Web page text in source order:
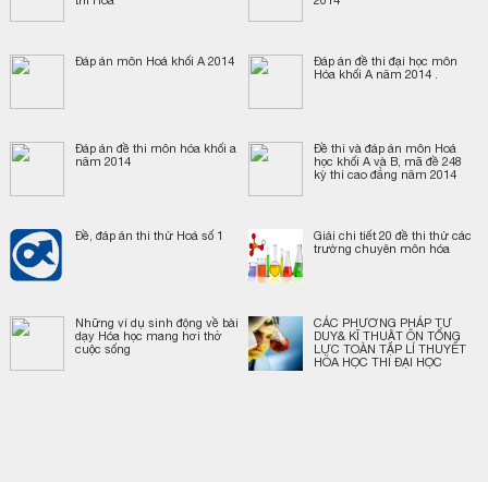
Đáp án môn Hoá khối A 2014
Đáp án đề thi đại học môn
Hóa khối A năm 2014 .
Đáp án đề thi môn hóa khối a
năm 2014
Đề thi và đáp án môn Hoá
học khối A và B, mã đề 248
kỳ thi cao đẳng năm 2014
Đề, đáp án thi thử Hoá số 1
Giải chi tiết 20 đề thi thử các
trường chuyên môn hóa
Những ví dụ sinh động về bài
dạy Hóa học mang hơi thở
cuộc sống
CÁC PHƯƠNG PHÁP TƯ
DUY& KĨ THUẬT ÔN TỔNG
LỰC TOÀN TẬP LÍ THUYẾT
HÓA HỌC THI ĐẠI HỌC